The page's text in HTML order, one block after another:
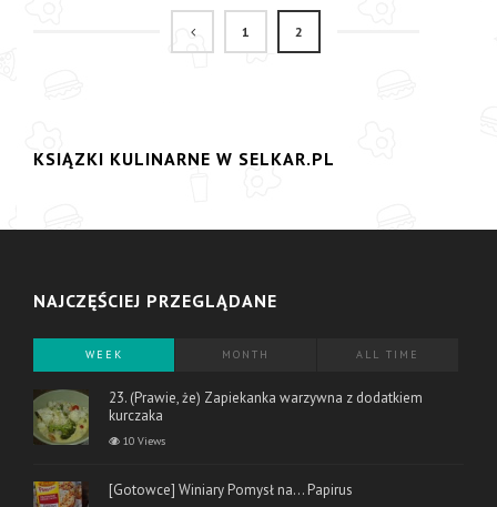
1 2
KSIĄZKI KULINARNE W SELKAR.PL
NAJCZĘŚCIEJ PRZEGLĄDANE
WEEK MONTH ALL TIME
23. (Prawie, że) Zapiekanka warzywna z dodatkiem
kurczaka
10 Views
[Gotowce] Winiary Pomysł na… Papirus